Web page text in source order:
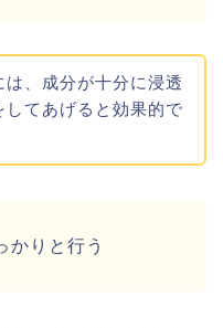
、成分が十分に浸透
てあげると効果的で
かりと行う